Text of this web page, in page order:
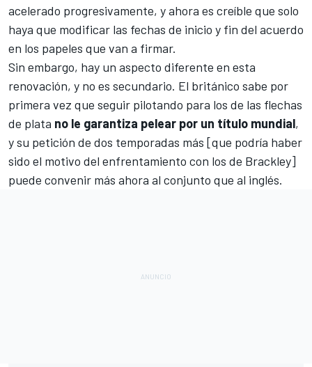
acelerado progresivamente, y ahora es creíble que solo
haya que modificar las fechas de inicio y fin del acuerdo
en los papeles que van a firmar.
Sin embargo, hay un aspecto diferente en esta
renovación, y no es secundario. El británico sabe por
primera vez que seguir pilotando para los de las flechas
de plata no le garantiza pelear por un título mundial,
y su petición de dos temporadas más [que podría haber
sido el motivo del enfrentamiento con los de Brackley]
puede convenir más ahora al conjunto que al inglés.